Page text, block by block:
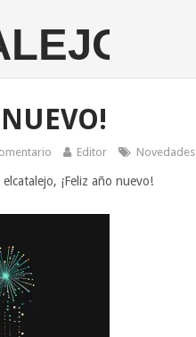
Editor Novedades
¡Feliz año nuevo!